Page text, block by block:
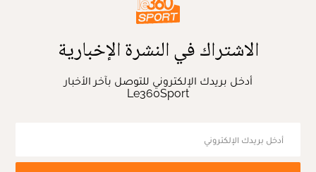
الاشتراك في النشرة الإخبارية
أدخل بريدك الإلكتروني للتوصل بآخر الأخبار
Le360Sport